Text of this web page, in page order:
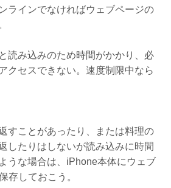
ラインでなければウェブページの
読み込みのため時間がかかり、必
クセスできない。速度制限中なら
すことがあったり、または料理の
したりはしないが読み込みに時間
うな場合は、iPhone本体にウェブ
存しておこう。